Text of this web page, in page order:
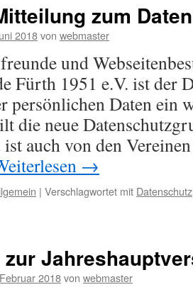
zum
2018von webmaster
und
Fürth 1951 e.V. ist der
persönlichen Daten ein
die neue
auch von den
→
| Verschlagwortet mit Datenschutz
2018von webmaster